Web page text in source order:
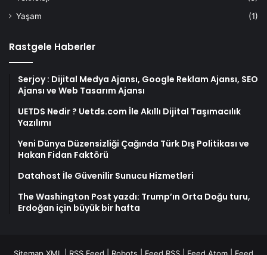
Yaşam
(1)
Rastgele Haberler
Serjoy : Dijital Medya Ajansı, Google Reklam Ajansı, SEO
Ajansı ve Web Tasarım Ajansı
UETDS Nedir ? Uetds.com İle Akıllı Dijital Taşımacılık
Yazılımı
Yeni Dünya Düzensizliği Çağında Türk Dış Politikası ve
Hakan Fidan Faktörü
Datahost İle Güvenilir Sunucu Hizmetleri
The Washington Post yazdı: Trump’ın Orta Doğu turu,
Erdoğan için büyük bir hafta